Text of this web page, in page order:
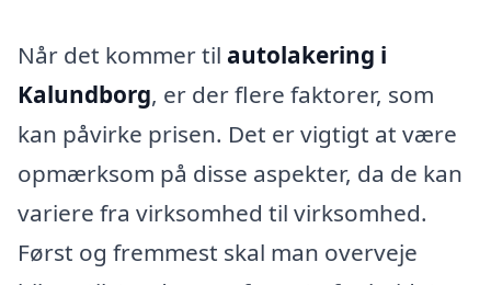
Når det kommer til autolakering i
Kalundborg, er der flere faktorer, som
kan påvirke prisen. Det er vigtigt at være
opmærksom på disse aspekter, da de kan
variere fra virksomhed til virksomhed.
Først og fremmest skal man overveje